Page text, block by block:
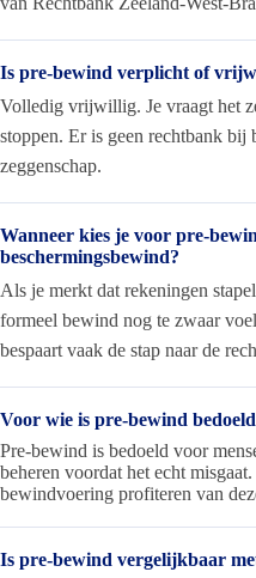
Is pre-bewind verplicht of
Volledig vrijwillig. Je vraagt het
stoppen. Er is geen rechtbank
zeggenschap.
Wanneer kies je voor pre-
beschermingsbewind?
Als je merkt dat rekeningen
formeel bewind nog te zwaar
bespaart vaak de stap naar de
Voor wie is pre-bewind
Pre-bewind is bedoeld voor
beheren voordat het echt
bewindvoering profiteren van
Is pre-bewind vergelijkbaar